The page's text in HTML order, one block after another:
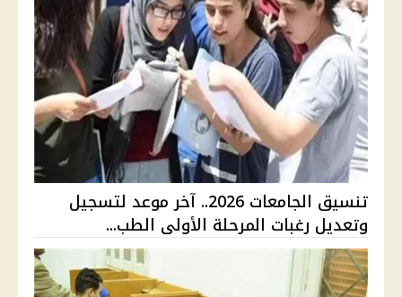
تنسيق الجامعات 2026.. آخر موعد لتسجيل
وتعديل رغبات المرحلة الأولى الطب...